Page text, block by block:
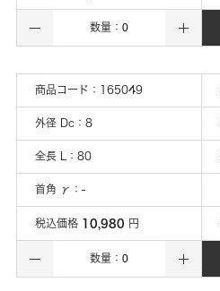
数量：
商品コード： 165049
外径 Dc ： 8
全長 L ： 80
首角 γ ： -
税込価格 10,980 円
数量：